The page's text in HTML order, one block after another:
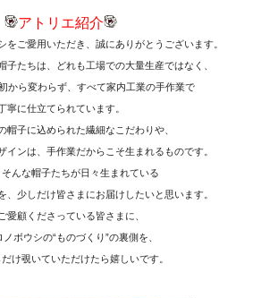
アトリエ紹介
をご愛用いただき、誠にありがとうございます。
子たちは、どれも工場での大量生産ではなく、
から変わらず、すべて家内工業の手作業で
寧に仕立てられています。
帽子に込められた繊細なこだわりや、
インは、手作業だからこそ生まれるものです。
んな帽子たちが日々生まれている
、少しだけ皆さまにお届けしたいと思います。
愛顧くださっている皆さまに、
ノボウシの“ものづくり”の裏側を、
け覗いていただけたら嬉しいです。